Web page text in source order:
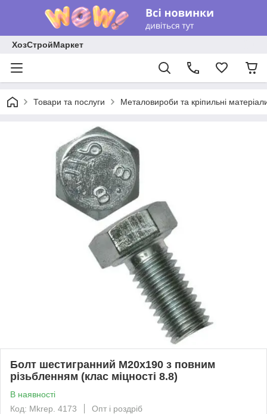
ХозСтройМаркет
Товари та послуги Металовироби та кріпильні
Болт шестигранний М20х190 з повним
різьбленням (клас міцності 8.8)
В наявності
Код: Mkrep. 4173
Опт і роздріб